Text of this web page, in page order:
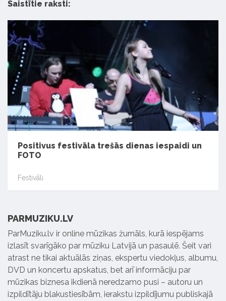
Saistītie raksti:
Positivus festivāla trešās dienas iespaidi un
FOTO
Festivāli
PARMUZIKU.LV
ParMuziku.lv ir online mūzikas žurnāls, kurā iespējams
izlasīt svarīgāko par mūziku Latvijā un pasaulē. Šeit vari
atrast ne tikai aktuālās ziņas, ekspertu viedokļus, albumu,
DVD un koncertu apskatus, bet arī informāciju par
mūzikas biznesa ikdienā neredzamo pusi – autoru un
izpildītāju blakustiesībām, ierakstu izpildījumu publiskajā